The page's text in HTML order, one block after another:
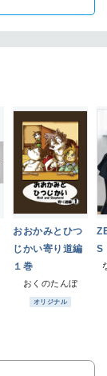
おおかみとひつ
じかい寄り道編
１巻
おくのたんぼ
オリジナル
S